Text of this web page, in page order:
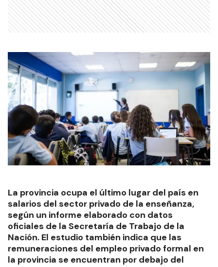
La provincia ocupa el último lugar del país en
salarios del sector privado de la enseñanza,
según un informe elaborado con datos
oficiales de la Secretaría de Trabajo de la
Nación. El estudio también indica que las
remuneraciones del empleo privado formal en
la provincia se encuentran por debajo del